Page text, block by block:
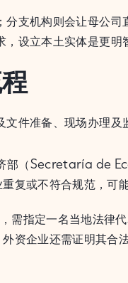
支机构则会让母公
设立本土实体是更明
件准备、现场办理及
部（Secretaría de
复或不符合规范，可能
需指定一名当地法律
资企业还需证明其合